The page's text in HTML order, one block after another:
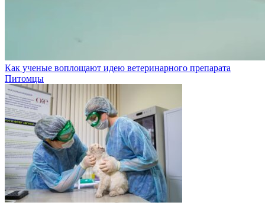
Как ученые воплощают идею ветеринарного препарата
Питомцы